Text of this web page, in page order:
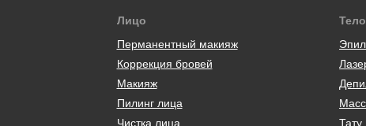
Лицо
Перманентный макияж
Коррекция бровей
Макияж
Пилинг лица
Чистка лица
Тело